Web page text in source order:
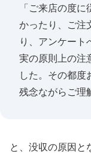
「ご来店の度
かったり、ご注
り、アンケート
実の原則上の注
した。その都度
残念ながらご理
と、没収の原因と